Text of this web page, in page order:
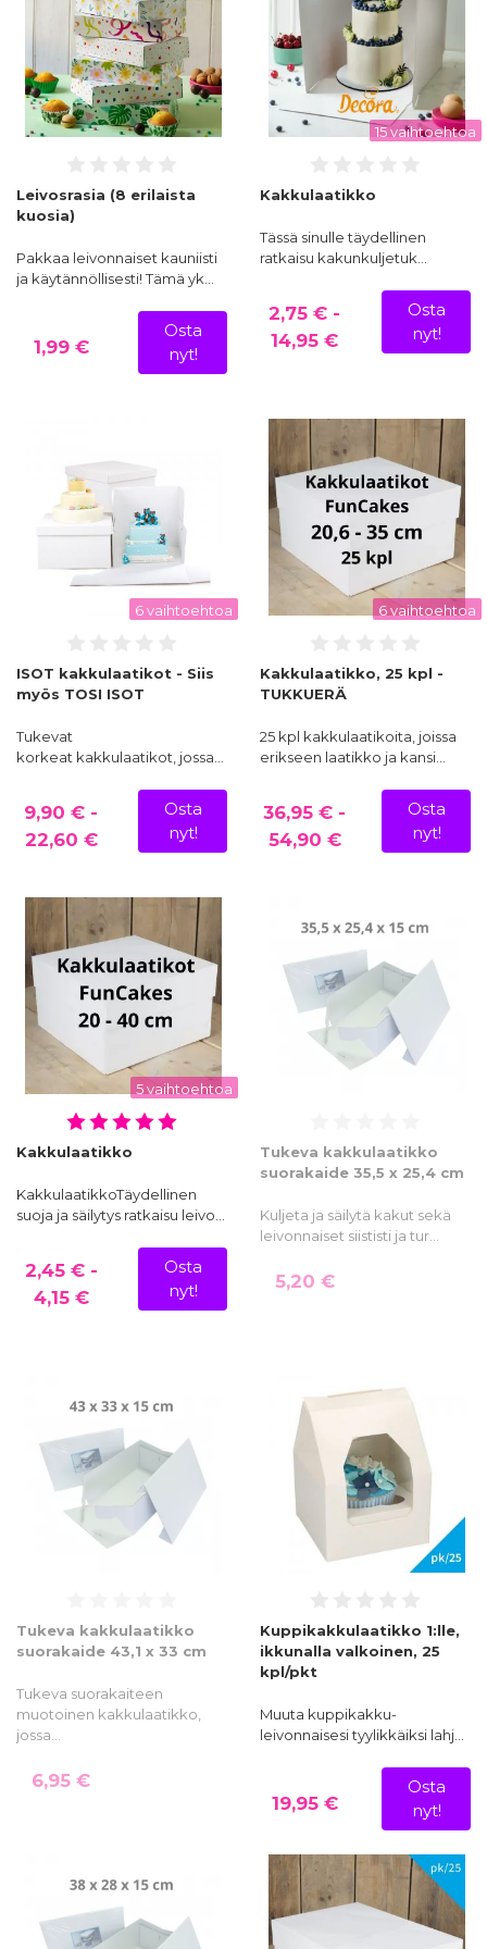
Leivosrasia (8 erilaista
kuosia)
Pakkaa leivonnaiset kauniisti
ja käytännöllisesti! Tämä yk…
1,99 €
Osta
nyt!
15 vaihtoehtoa
Kakkulaatikko
Tässä sinulle täydellinen
ratkaisu kakunkuljetuk…
2,75 € -
14,95 €
Osta
nyt!
6 vaihtoehtoa
ISOT kakkulaatikot - Siis
myös TOSI ISOT
Tukevat
korkeat kakkulaatikot, jossa…
9,90 € -
22,60 €
Osta
nyt!
6 vaihtoehtoa
Kakkulaatikko, 25 kpl -
TUKKUERÄ
25 kpl kakkulaatikoita, joissa
erikseen laatikko ja kansi…
36,95 € -
54,90 €
Osta
nyt!
5 vaihtoehtoa
Kakkulaatikko
KakkulaatikkoTäydellinen
suoja ja säilytys ratkaisu leivo…
2,45 € -
4,15 €
Osta
nyt!
Tukeva kakkulaatikko
suorakaide 35,5 x 25,4 cm
Kuljeta ja säilytä kakut sekä
leivonnaiset siististi ja tur…
5,20 €
Tukeva kakkulaatikko
suorakaide 43,1 x 33 cm
Tukeva suorakaiteen
muotoinen kakkulaatikko,
jossa…
6,95 €
Kuppikakkulaatikko 1:lle,
ikkunalla valkoinen, 25
kpl/pkt
Muuta kuppikakku-
leivonnaisesi tyylikkäiksi lahj…
19,95 €
Osta
nyt!